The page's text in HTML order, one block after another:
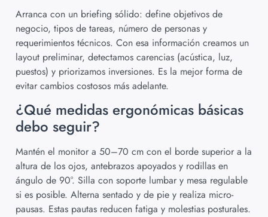
Arranca con un briefing sólido: define objetivos de
negocio, tipos de tareas, número de personas y
requerimientos técnicos. Con esa información creamos un
layout preliminar, detectamos carencias (acústica, luz,
puestos) y priorizamos inversiones. Es la mejor forma de
evitar cambios costosos más adelante.
¿Qué medidas ergonómicas básicas
debo seguir?
Mantén el monitor a 50–70 cm con el borde superior a la
altura de los ojos, antebrazos apoyados y rodillas en
ángulo de 90°. Silla con soporte lumbar y mesa regulable
si es posible. Alterna sentado y de pie y realiza micro-
pausas. Estas pautas reducen fatiga y molestias posturales.